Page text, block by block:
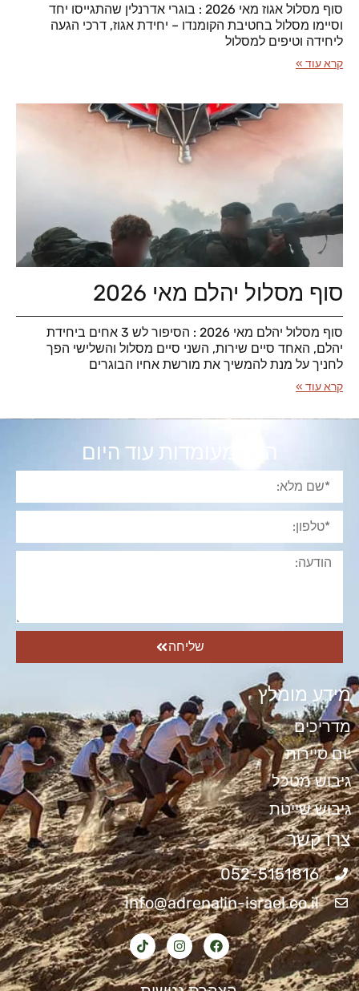
סוף מסלול אגוז מאי 2026 : בוגרי אדרנלין שהתגייסו יחד
וסיימו מסלול בחטיבת הקומנדו – יחידת אגוז, דרכי הגעה
ליחידה וטיפים למסלול
קרא עוד »
סוף מסלול יהלם מאי 2026
סוף מסלול יהלם מאי 2026 : הסיפור לש 3 אחים ביחידת
יהלם, האחד סיים שירות, השני סיים מסלול והשלישי הפך
לחניך על מנת להמשיך את מורשת אחיו הבוגרים
קרא עוד »
הגש מעומדות עוד היום
שליחה
מידע מומלץ
מדריכים
יום סיירות
גיבוש מטכל
גיבוש שייטת
צרו קשר
052-5151816
info@adrenalin-israel.co.il